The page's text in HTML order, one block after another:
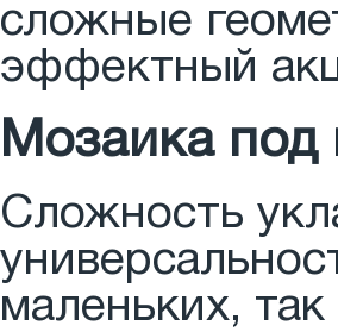
сложные
эффектный
Мозаика под
Сложность
маленьких,